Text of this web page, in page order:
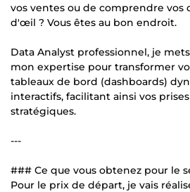
vos ventes ou de comprendre vos
d'œil ? Vous êtes au bon endroit.
Data Analyst professionnel, je
mon expertise pour transformer
tableaux de bord (dashboards)
interactifs, facilitant ainsi vos
stratégiques.
---
### Ce que vous obtenez pour le
Pour le prix de départ, je vais